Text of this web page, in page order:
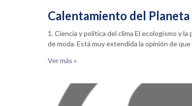
Calentamiento del
1. Ciencia y política del clima El ecologismo y
de moda. Está muy extendida la opinión de que
Ver más »